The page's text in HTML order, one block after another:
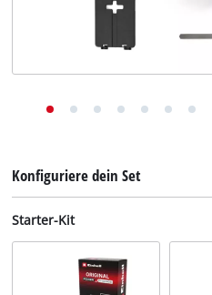
Konfiguriere dein Set
Starter-Kit